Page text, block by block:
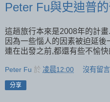
Peter Fu與史迪普
這趟旅行本來是2008年的計畫
因為一些惱人的因素被迫延後
連在出發之前,都還有些不愉快
Peter Fu 於 凌晨12:00 沒有留
分享